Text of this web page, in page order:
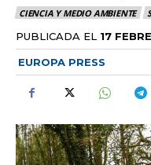
CIENCIA Y MEDIO AMBIENTE
PUBLICADA EL 17
EUROPA PRESS